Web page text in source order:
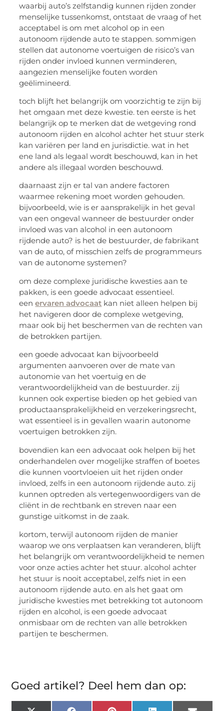
waarbij auto’s zelfstandig kunnen rijden zonder
menselijke tussenkomst, ontstaat de vraag of het
acceptabel is om met alcohol op in een
autonoom rijdende auto te stappen. sommigen
stellen dat autonome voertuigen de risico’s van
rijden onder invloed kunnen verminderen,
aangezien menselijke fouten worden
geëlimineerd.
toch blijft het belangrijk om voorzichtig te zijn bij
het omgaan met deze kwestie. ten eerste is het
belangrijk op te merken dat de wetgeving rond
autonoom rijden en alcohol achter het stuur sterk
kan variëren per land en jurisdictie. wat in het
ene land als legaal wordt beschouwd, kan in het
andere als illegaal worden beschouwd.
daarnaast zijn er tal van andere factoren
waarmee rekening moet worden gehouden.
bijvoorbeeld, wie is er aansprakelijk in het geval
van een ongeval wanneer de bestuurder onder
invloed was van alcohol in een autonoom
rijdende auto? is het de bestuurder, de fabrikant
van de auto, of misschien zelfs de programmeurs
van de autonome systemen?
om deze complexe juridische kwesties aan te
pakken, is een goede advocaat essentieel.
eenervaren advocaat kan niet alleen helpen bij
het navigeren door de complexe wetgeving,
maar ook bij het beschermen van de rechten van
de betrokken partijen.
een goede advocaat kan bijvoorbeeld
argumenten aanvoeren over de mate van
autonomie van het voertuig en de
verantwoordelijkheid van de bestuurder. zij
kunnen ook expertise bieden op het gebied van
productaansprakelijkheid en verzekeringsrecht,
wat essentieel is in gevallen waarin autonome
voertuigen betrokken zijn.
bovendien kan een advocaat ook helpen bij het
onderhandelen over mogelijke straffen of boetes
die kunnen voortvloeien uit het rijden onder
invloed, zelfs in een autonoom rijdende auto. zij
kunnen optreden als vertegenwoordigers van de
cliënt in de rechtbank en streven naar een
gunstige uitkomst in de zaak.
kortom, terwijl autonoom rijden de manier
waarop we ons verplaatsen kan veranderen, blijft
het belangrijk om verantwoordelijkheid te nemen
voor onze acties achter het stuur. alcohol achter
het stuur is nooit acceptabel, zelfs niet in een
autonoom rijdende auto. en als het gaat om
juridische kwesties met betrekking tot autonoom
rijden en alcohol, is een goede advocaat
onmisbaar om de rechten van alle betrokken
partijen te beschermen.
Goed artikel? Deel hem dan op: